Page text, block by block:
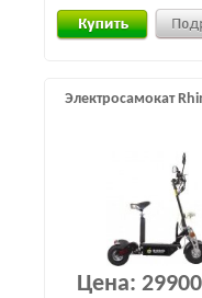
Электросамокат
Цена: